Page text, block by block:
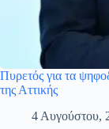
Πυρετός για τα
της Αττικής
4 Αυγούστου,